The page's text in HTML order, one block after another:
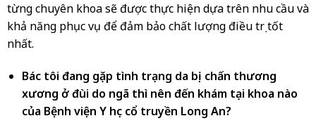
từng chuyên khoa sẽ được thực hiện dựa trên nhu cầu và
khả năng phục vụ để đảm bảo chất lượng điều trị tốt
nhất.
Bác tôi đang gặp tình trạng da bị chấn thương
xương ở đùi do ngã thì nên đến khám tại khoa nào
của Bệnh viện Y học cổ truyền Long An?